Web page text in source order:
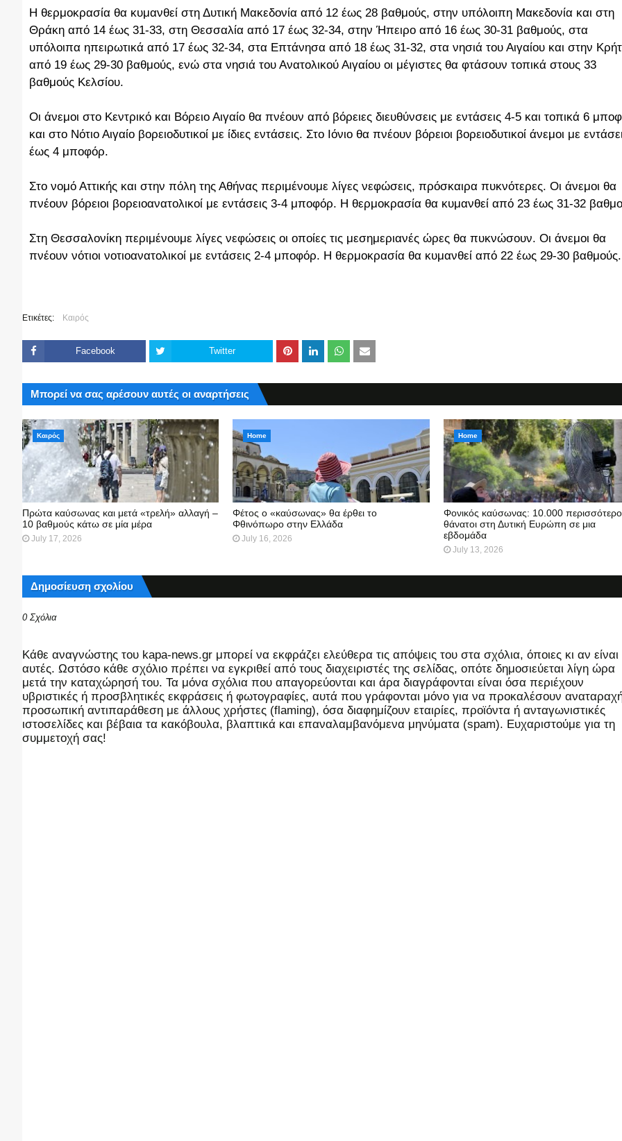
Η θερμοκρασία θα κυμανθεί στη Δυτική Μακεδονία από 12 έως 28 βαθμούς, στην υπόλοιπη Μακεδονία και στη
Θράκη από 14 έως 31-33, στη Θεσσαλία από 17 έως 32-34, στην Ήπειρο από 16 έως 30-31 βαθμούς, στα
υπόλοιπα ηπειρωτικά από 17 έως 32-34, στα Επτάνησα από 18 έως 31-32, στα νησιά του Αιγαίου και στην
από 19 έως 29-30 βαθμούς, ενώ στα νησιά του Ανατολικού Αιγαίου οι μέγιστες θα φτάσουν τοπικά στους 33
βαθμούς Κελσίου.
Οι άνεμοι στο Κεντρικό και Βόρειο Αιγαίο θα πνέουν από βόρειες διευθύνσεις με εντάσεις 4-5 και τοπικά 6
και στο Νότιο Αιγαίο βορειοδυτικοί με ίδιες εντάσεις. Στο Ιόνιο θα πνέουν βόρειοι βορειοδυτικοί άνεμοι με
έως 4 μποφόρ.
Στο νομό Αττικής και στην πόλη της Αθήνας περιμένουμε λίγες νεφώσεις, πρόσκαιρα πυκνότερες. Οι άνεμοι θα
πνέουν βόρειοι βορειοανατολικοί με εντάσεις 3-4 μποφόρ. Η θερμοκρασία θα κυμανθεί από 23 έως 31-32
Στη Θεσσαλονίκη περιμένουμε λίγες νεφώσεις οι οποίες τις μεσημεριανές ώρες θα πυκνώσουν. Οι άνεμοι θα
πνέουν νότιοι νοτιοανατολικοί με εντάσεις 2-4 μποφόρ. Η θερμοκρασία θα κυμανθεί από 22 έως 29-30 βαθμούς.
Ετικέτες: Καιρός
Facebook Twitter
Μπορεί να σας αρέσουν αυτές οι αναρτήσεις
Καιρός
Πρώτα καύσωνας και μετά «τρελή» αλλαγή –
10 βαθμούς κάτω σε μία μέρα
July 17, 2026
Home
Φέτος ο «καύσωνας» θα έρθει το
Φθινόπωρο στην Ελλάδα
July 16, 2026
Home
Φονικός καύσωνας: 10.000
θάνατοι στη Δυτική Ευρώπη σε μια
εβδομάδα
July 13, 2026
Δημοσίευση σχολίου
0 Σχόλια
Kάθε αναγνώστης του kapa-news.gr μπορεί να εκφράζει ελεύθερα τις απόψεις του στα σχόλια, όποιες κι αν είναι
αυτές. Ωστόσο κάθε σχόλιο πρέπει να εγκριθεί από τους διαχειριστές της σελίδας, οπότε δημοσιεύεται λίγη ώρα
μετά την καταχώρησή του. Τα μόνα σχόλια που απαγορεύονται και άρα διαγράφονται είναι όσα περιέχουν
υβριστικές ή προσβλητικές εκφράσεις ή φωτογραφίες, αυτά που γράφονται μόνο για να προκαλέσουν
προσωπική αντιπαράθεση με άλλους χρήστες (flaming), όσα διαφημίζουν εταιρίες, προϊόντα ή ανταγωνιστικές
ιστοσελίδες και βέβαια τα κακόβουλα, βλαπτικά και επαναλαμβανόμενα μηνύματα (spam). Ευχαριστούμε για τη
συμμετοχή σας!